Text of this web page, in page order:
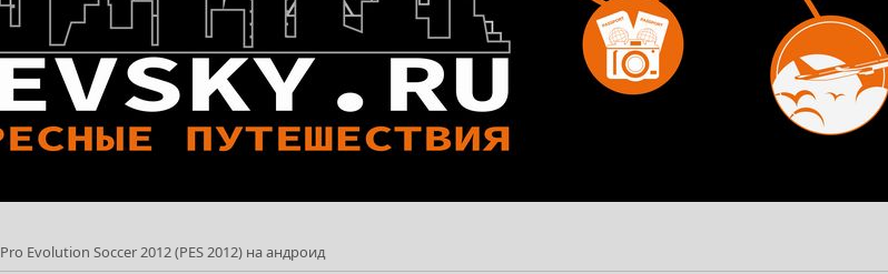
Pro Evolution Soccer 2012 (PES 2012) на андроид